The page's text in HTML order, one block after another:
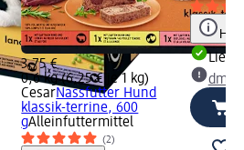
3,75 €
0,6 kg (6,25 € je 1 kg)
CesarNassfutter Hund
klassik-terrine, 600
gAlleinfuttermittel
(2)
dm